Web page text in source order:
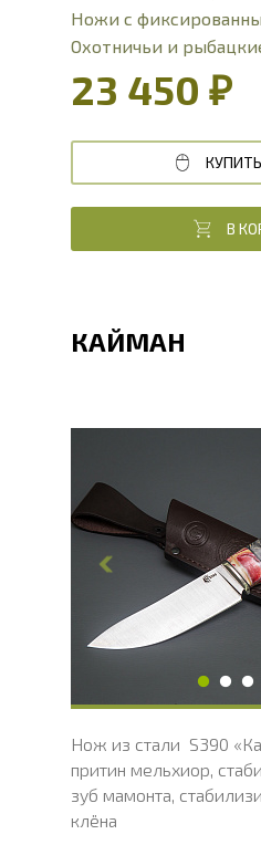
Ножи с
Охотничьи и
Разделочные ножи
интернет-магазин
23 450 ₽
В
КАЙМАН
Общая длина, мм
Длина клинка, мм
Ширина клинка, мм
Толщина обуха, мм
Ширина рукояти, мм
Длина рукояти, мм
Толщина рукояти, мм
Твердость клинка, HRC
Нож из стали S390
притин мельхиор,
зуб мамонта,
клёна